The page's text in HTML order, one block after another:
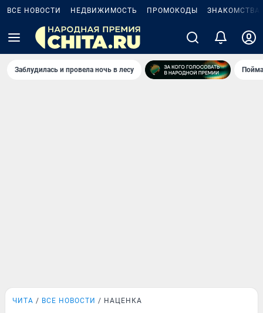
ВСЕ НОВОСТИ НЕДВИЖИМОСТЬ ПРОМОКОДЫ ЗНАКОМСТВА
Заблудилась и провела ночь в лесу
ЧИТА ВСЕ НОВОСТИ НАЦЕНКА